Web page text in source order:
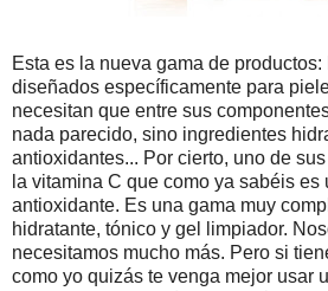
Esta es la nueva gama de
diseñados específicamente para
necesitan que entre sus
nada parecido, sino ingredientes
antioxidantes... Por cierto, uno de
la vitamina C que como ya sabéis es
antioxidante. Es una gama muy
hidratante, tónico y gel limpiador.
necesitamos mucho más. Pero si
como yo quizás te venga mejor usar